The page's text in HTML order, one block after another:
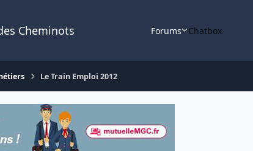
Cheminots Forums Chatbox
Le Train Emploi 2012